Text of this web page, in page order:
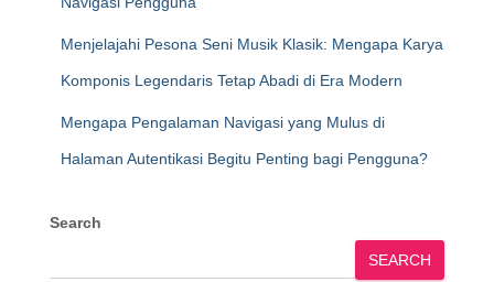
Menjelajahi Pesona Seni Musik Klasik: Mengapa Karya
Komponis Legendaris Tetap Abadi di Era Modern
Mengapa Pengalaman Navigasi yang Mulus di
Halaman Autentikasi Begitu Penting bagi Pengguna?
Search
SEARCH